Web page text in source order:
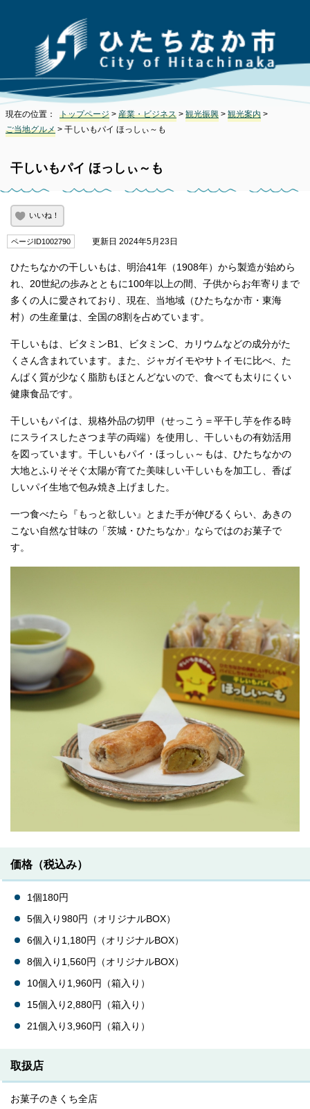
現在の位置： トップページ > 産業・ビジネス > 観光振興 > 観光案内 >
ご当地グルメ > 干しいもパイ ほっしぃ～も
干しいもパイ ほっしぃ～も
いいね！
ページID1002790 更新日 2024年5月23日
ひたちなかの干しいもは、明治41年（1908年）から製造が始めら
れ、20世紀の歩みとともに100年以上の間、子供からお年寄りまで
多くの人に愛されており、現在、当地域（ひたちなか市・東海
村）の生産量は、全国の8割を占めています。
干しいもは、ビタミンB1、ビタミンC、カリウムなどの成分がた
くさん含まれています。また、ジャガイモやサトイモに比べ、た
んぱく質が少なく脂肪もほとんどないので、食べても太りにくい
健康食品です。
干しいもパイは、規格外品の切甲（せっこう＝平干し芋を作る時
にスライスしたさつま芋の両端）を使用し、干しいもの有効活用
を図っています。干しいもパイ・ほっしぃ～もは、ひたちなかの
大地とふりそそぐ太陽が育てた美味しい干しいもを加工し、香ば
しいパイ生地で包み焼き上げました。
一つ食べたら『もっと欲しい』とまた手が伸びるくらい、あきの
こない自然な甘味の「茨城・ひたちなか」ならではのお菓子で
す。
価格（税込み）
1個180円
5個入り980円（オリジナルBOX）
6個入り1,180円（オリジナルBOX）
8個入り1,560円（オリジナルBOX）
10個入り1,960円（箱入り）
15個入り2,880円（箱入り）
21個入り3,960円（箱入り）
取扱店
お菓子のきくち全店